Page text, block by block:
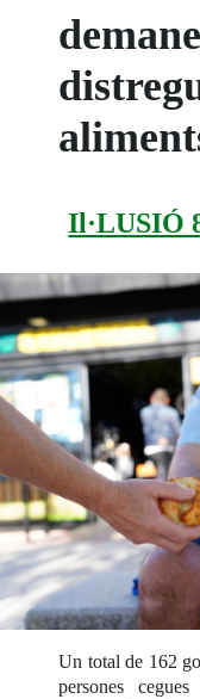
Il·LUSIÓ
Un total de 162
persones